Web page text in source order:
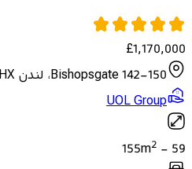
£1,170,000
142-150 Bishopsgate، لندن EC2M 4HX
UOL Group
59
-
155m2